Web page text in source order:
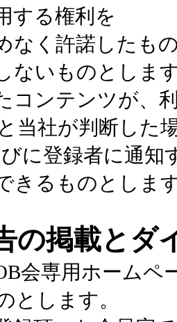
する権利を
く許諾したもの
ないものとしま
コンテンツが、
当社が判断した
に登録者に通知
きるものとしま
の掲載とダ
会専用ホームペ
とします。